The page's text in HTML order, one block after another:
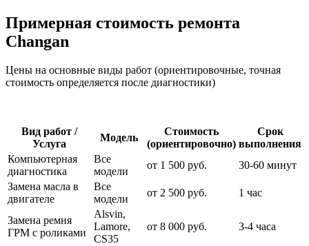
Примерная стоимость ремонта
Changan
Цены на основные виды работ (ориентировочные, точная
стоимость определяется после диагностики)
Вид работ /
Услуга
Модель
Стоимость
(ориентировочно)
Срок
выполнения
Компьютерная
диагностика
Все
модели
от 1 500 руб.
30-60 минут
Замена масла в
двигателе
Все
модели
от 2 500 руб. 1 час
Замена ремня
ГРМ с роликами
Alsvin,
Lamore,
CS35
от 8 000 руб. 3-4 часа